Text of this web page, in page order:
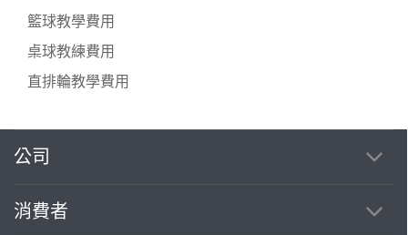
籃球教學費用
桌球教練費用
直排輪教學費用
公司
消費者